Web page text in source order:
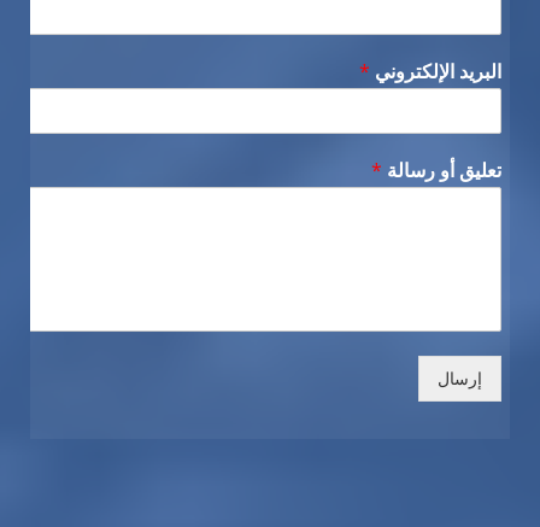
البريد الإلكتروني *
تعليق أو رسالة *
إرسال